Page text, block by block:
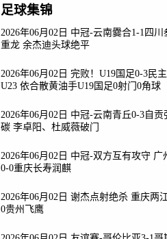
足球集锦
2026年06月02日 中冠-云南爨合1-1四川
重龙 余杰迪头球绝平
2026年06月02日 完败！U19国足0-3民
U23 依合散黄油手U19国足0射门0角球
2026年06月02日 中冠-云南青丘0-3自贡
碳 李卓阳、杜威薇破门
2026年06月02日 中冠-双方互有攻守 广
0-0重庆长寿润麒
2026年06月02日 谢杰点射绝杀 重庆两
0贵州飞鹰